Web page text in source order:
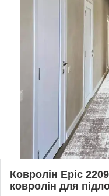
Ковролін Epic
ковролін для